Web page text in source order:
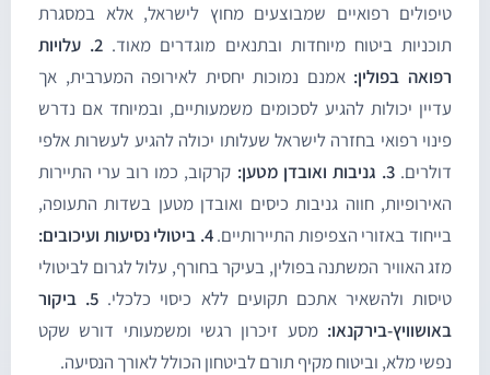
רפואיים שמבוצעים מחוץ לישראל, אלא במסגרת
ביטוח מיוחדות ובתנאים מוגדרים מאוד. 2. עלויות
בפולין:אמנם נמוכות יחסית לאירופה המערבית, אך
יכולות להגיע לסכומים משמעותיים, ובמיוחד אם נדרש
רפואי בחזרה לישראל שעלותו יכולה להגיע לעשרות אלפי
3. גניבות ואובדן מטען:
קרקוב, כמו רוב ערי התיירות
חווה גניבות כיסים ואובדן מטען בשדות התעופה,
באזורי הצפיפות התיירותיים.4. ביטולי נסיעות ועיכובים:
האוויר המשתנה בפולין, בעיקר בחורף, עלול לגרום לביטולי
ולהשאיר אתכם תקועים ללא כיסוי כלכלי. 5. ביקור
בירקנאו:מסע זיכרון רגשי ומשמעותי דורש שקט
מלא, וביטוח מקיף תורם לביטחון הכולל לאורך הנסיעה.